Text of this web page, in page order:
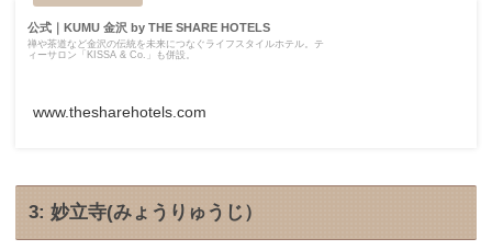
公式｜KUMU 金沢 by THE SHARE HOTELS
禅や茶道など金沢の伝統を未来につなぐライフスタイルホテル。テ
ィーサロン「KISSA & Co.」も併設。
www.thesharehotels.com
3: 妙立寺(みょうりゅうじ）